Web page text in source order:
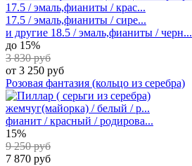
17.5 / эмаль,фианиты / крас...
17.5 / эмаль,фианиты / сире...
и другие 18.5 / эмаль,фианиты / черн...
до 15%
3 830 руб
от 3 250 руб
Розовая фантазия (кольцо из серебра)
жемчуг(майорка) / белый / р...
фианит / красный / родирова...
15%
9 250 руб
7 870 руб